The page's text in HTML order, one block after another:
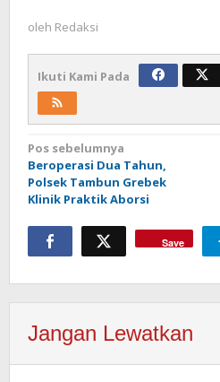
oleh Redaksi
Ikuti Kami Pada
Navigasi
pos
Pos sebelumnya
Beroperasi Dua Tahun,
Polsek Tambun Grebek
Klinik Praktik Aborsi
Save
Jangan Lewatkan